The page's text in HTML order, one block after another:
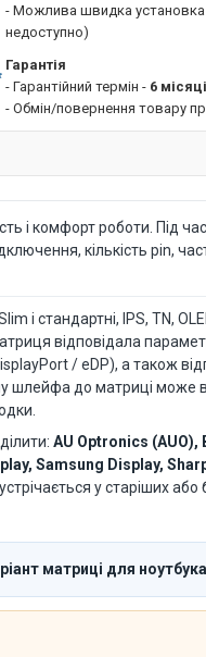
- Можлива швидка
недоступно)
Гарантія
- Гарантійний термін - 6
- Обмін/повернення товару
і комфорт роботи. Під
кількість pin,
і стандартні, IPS, TN,
відповідала
/ eDP), а також
шлейфа до матриці може
AU Optronics (AUO),
Samsung Display,
у старіших або
матриці для